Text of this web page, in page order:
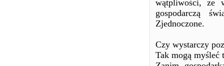
wątpliwości, ze
gospodarczą
Zjednoczone.
Czy wystarczy
Tak mogą